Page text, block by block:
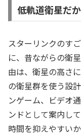
低軌道衛星だ
スターリンクのす
に、昔ながらの衛
由は、衛星の高さ
の衛星群を使う設
ンゲーム、ビデオ
ンドとして案内し
時間を抑えやすいか